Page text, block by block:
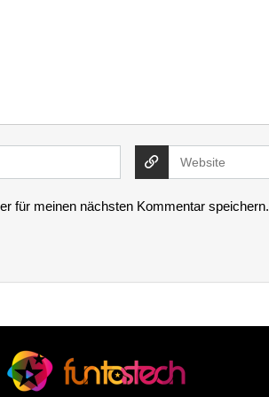
für meinen nächsten Kommentar speichern.